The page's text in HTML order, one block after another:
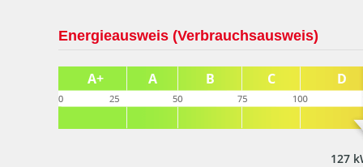
Energieausweis (Verbrauchsausweis)
127